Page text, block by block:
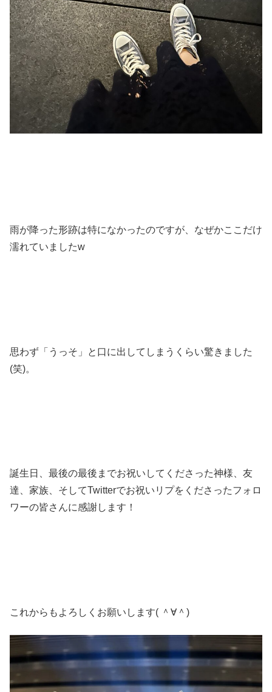
雨が降った形跡は特になかったのですが、なぜかここだけ
濡れていましたw
思わず「うっそ」と口に出してしまうくらい驚きました
(笑)。
誕生日、最後の最後までお祝いしてくださった神様、友
達、家族、そしてTwitterでお祝いリプをくださったフォロ
ワーの皆さんに感謝します！
これからもよろしくお願いします( ＾∀＾)